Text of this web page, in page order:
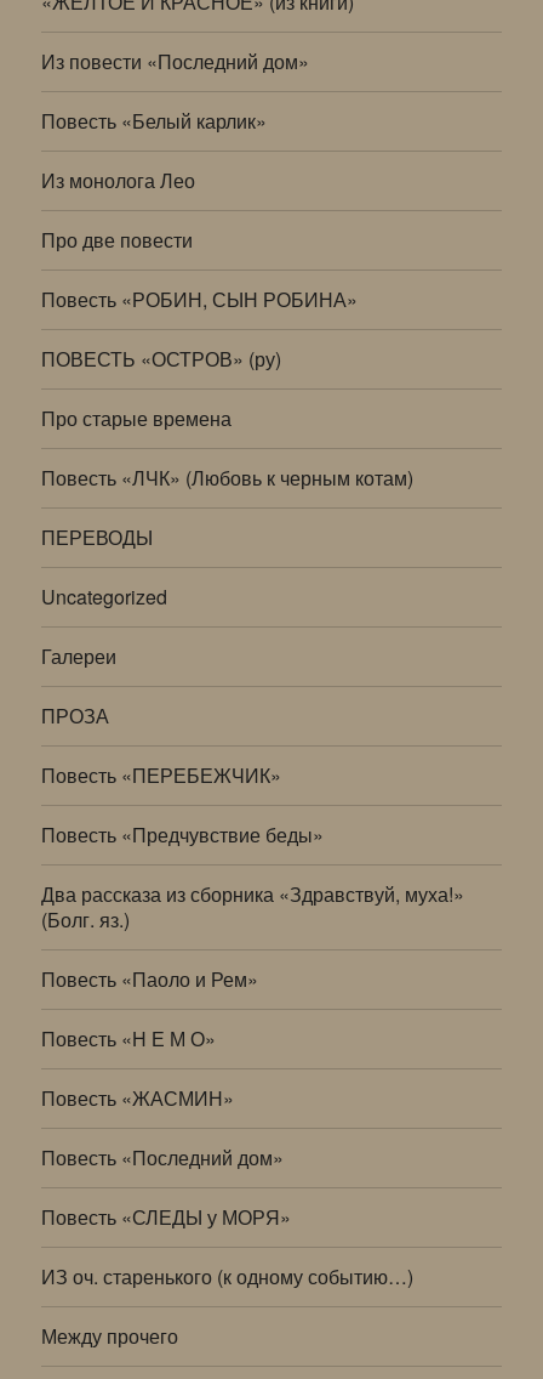
Из повести «Последний дом»
Повесть «Белый карлик»
Из монолога Лео
Про две повести
Повесть «РОБИН, СЫН РОБИНА»
ПОВЕСТЬ «ОСТРОВ» (ру)
Про старые времена
Повесть «ЛЧК» (Любовь к черным котам)
ПЕРЕВОДЫ
Uncategorized
Галереи
ПРОЗА
Повесть «ПЕРЕБЕЖЧИК»
Повесть «Предчувствие беды»
Два рассказа из сборника «Здравствуй, муха!»
(Болг. яз.)
Повесть «Паоло и Рем»
Повесть «Н Е М О»
Повесть «ЖАСМИН»
Повесть «Последний дом»
Повесть «СЛЕДЫ у МОРЯ»
ИЗ оч. старенького (к одному событию…)
Между прочего